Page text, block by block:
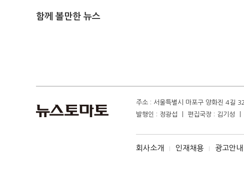
함께 볼만한 뉴스
주소 : 서울특별시 마포구 양화진 4길
발행인 : 정광섭 ㅣ 편집국장 : 김기성
회사소개 I 인재채용 I 광고안내